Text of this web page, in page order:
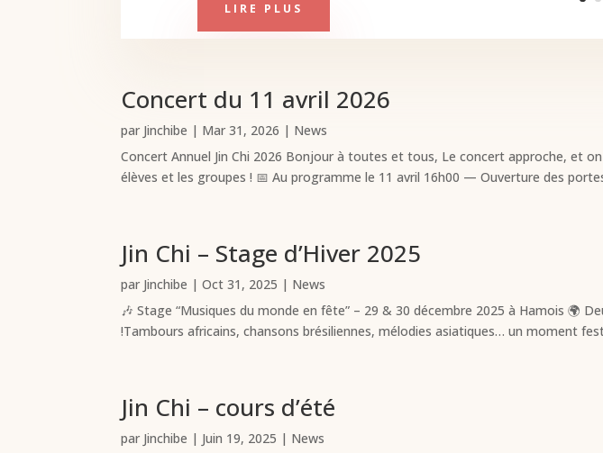
LIRE PLUS
Concert du 11 avril 2026
par Jinchibe | Mar 31, 2026 | News
Concert Annuel Jin Chi 2026 Bonjour à toutes et tous, Le concert approche, et
élèves et les groupes ! 📅 Au programme le 11 avril 16h00 — Ouverture des
Jin Chi – Stage d’Hiver 2025
par Jinchibe |Oct 31, 2025 | News
🎶 Stage “Musiques du monde en fête” – 29 & 30 décembre 2025 à Hamois 🌍
!Tambours africains, chansons brésiliennes, mélodies asiatiques… un moment
Jin Chi – cours d’été
par Jinchibe | Juin 19, 2025 | News